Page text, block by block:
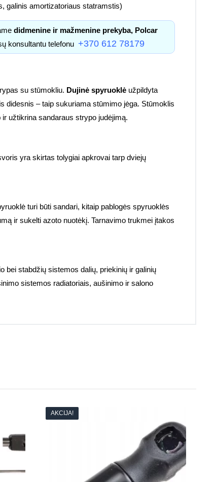
galinis amortizatoriaus statramstis)
didmenine ir mažmenine prekyba, Polcar
konsultantu telefonu +370 612 78179
su stūmokliu. Dujinė spyruoklė užpildyta
didesnis – taip sukuriama stūmimo jėga. Stūmoklis
užtikrina sandaraus strypo judėjimą.
yra skirtas tolygiai apkrovai tarp dviejų
turi būti sandari, kitaip pablogės spyruoklės
ir sukelti azoto nuotėkį. Tarnavimo trukmei įtakos
bei stabdžių sistemos dalių, priekinių ir galinių
sistemos radiatoriais, aušinimo ir salono
AKCIJA!